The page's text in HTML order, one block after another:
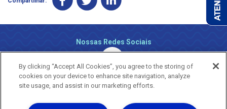
Nossas Redes Sociais
By clicking “Accept All Cookies”, you agree to the storing of
cookies on your device to enhance site navigation, analyze
site usage, and assist in our marketing efforts.